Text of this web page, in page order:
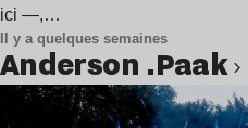
ici —,…
Il y a quelques semaines
Anderson .Paak